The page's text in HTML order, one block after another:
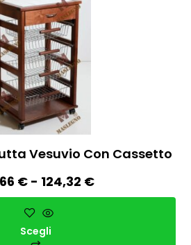
Vesuvio Con Cassetto
€ - 124,32 €
Scegli